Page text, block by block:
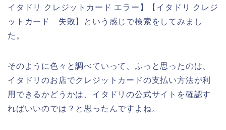
イタドリ クレジットカード エラー】【イタドリ クレジ
ットカード 失敗】という感じで検索をしてみまし
た。
そのように色々と調べていって、ふっと思ったのは、
イタドリのお店でクレジットカードの支払い方法が利
用できるかどうかは、イタドリの公式サイトを確認す
ればいいのでは？と思ったんですよね。